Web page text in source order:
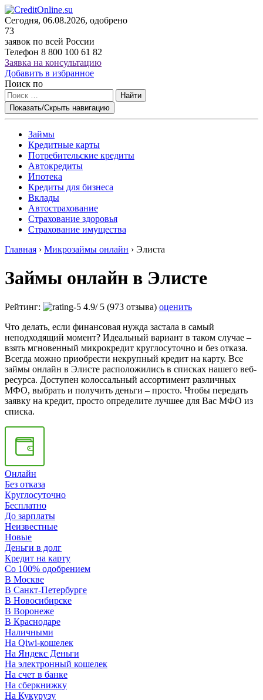
Сегодня, 06.08.2026, одобрено
73
заявок по всей России
Телефон 8 800 100 61 82
Заявка на консультацию
Добавить в избранное
Поиск по
Найти
Показать/Скрыть навигацию
Займы
Кредитные карты
Потребительские кредиты
Автокредиты
Ипотека
Кредиты для бизнеса
Вклады
Автострахование
Страхование здоровья
Страхование имущества
Главная › Микрозаймы онлайн › Элиста
Займы онлайн в Элисте
Рейтинг: 4.9/ 5 (973 отзыва) оценить
Что делать, если финансовая нужда застала в самый
неподходящий момент? Идеальный вариант в таком случае –
взять мгновенный микрокредит круглосуточно и без отказа.
Всегда можно приобрести некрупный кредит на карту. Все
займы онлайн в Элисте расположились в списках нашего веб-
ресурса. Доступен колоссальный ассортимент различных
МФО, выбрать и получить деньги – просто. Чтобы передать
заявку на кредит, просто определите лучшее для Вас МФО из
списка.
Онлайн
Без отказа
Круглосуточно
Бесплатно
До зарплаты
Неизвестные
Новые
Деньги в долг
Кредит на карту
Со 100% одобрением
В Москве
В Санкт-Петербурге
В Новосибирске
В Воронеже
В Краснодаре
Наличными
На Qiwi-кошелек
На Яндекс Деньги
На электронный кошелек
На счет в банке
На сберкнижку
На Кукурузу